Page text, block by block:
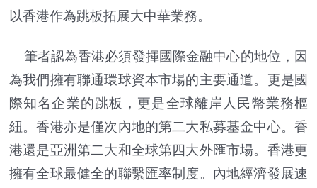
以香港作為跳板拓展大中華業務。
筆者認為香港必須發揮國際金融中心的地位，因
為我們擁有聯通環球資本市場的主要通道。更是國
際知名企業的跳板，更是全球離岸人民幣業務樞
紐。香港亦是僅次內地的第二大私募基金中心。香
港還是亞洲第二大和全球第四大外匯市場。香港更
擁有全球最健全的聯繫匯率制度。內地經濟發展速